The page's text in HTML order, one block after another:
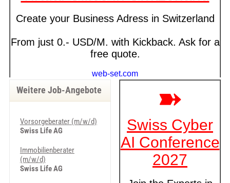
Weitere Job-Angebote
Vorsorgeberater (m/w/d)
Swiss Life AG
Immobilienberater
(m/w/d)
Swiss Life AG